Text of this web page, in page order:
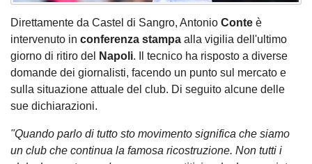
Direttamente da Castel di Sangro, Antonio Conte è
intervenuto in conferenza stampa alla vigilia dell'ultimo
giorno di ritiro del
Napoli. Il tecnico ha risposto a diverse
domande dei giornalisti, facendo un punto sul mercato e
sulla situazione attuale del club. Di seguito alcune delle
sue dichiarazioni.
"Quando parlo di tutto sto movimento significa che siamo
un club che continua la famosa ricostruzione. Non tutti i